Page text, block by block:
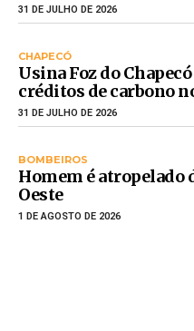
31 DE JULHO DE 2026
CHAPECÓ
Usina Foz do
créditos de carbono
31 DE JULHO DE 2026
BOMBEIROS
Homem é atropelado
Oeste
1 DE AGOSTO DE 2026